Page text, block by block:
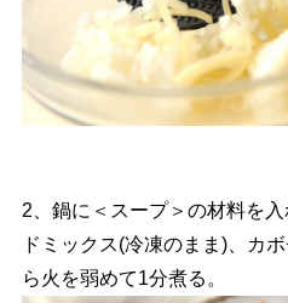
2、鍋に＜スープ＞の材料を
ドミックス(冷凍のまま)、カ
ら火を弱めて1分煮る。